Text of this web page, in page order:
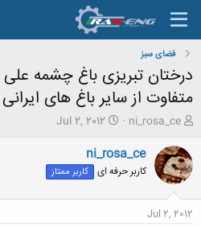
فضای سبز
درختان تبریزی باغ چشمه
متفاوت از سایر باغ های ایرانی
ش
و
ع
ک
ni_rosa_ce
ت
ر
ی
خ
Jul 2, 2012
ni_rosa_ce
کاربر حرفه ای کاربر ممتاز
Jul 2, 2012